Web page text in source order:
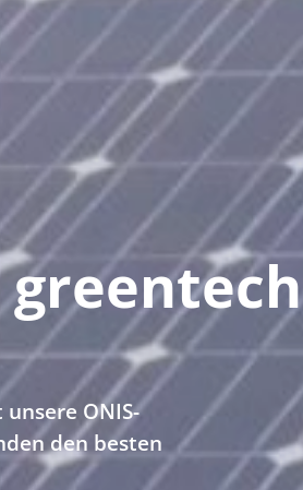
greentech
ONIS-
den besten